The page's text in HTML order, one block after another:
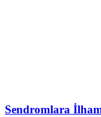
Sendromlara